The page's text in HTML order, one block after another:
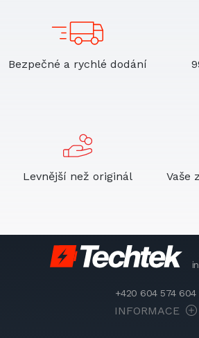
Bezpečné a rychlé dodání
Levnější než originál Vaše
+420 604 574 604
INFORMACE